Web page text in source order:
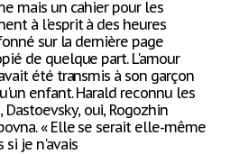
mais un cahier pour les
à l'esprit à des heures
sur la dernière page
de quelque part. L'amour
été transmis à son garçon
enfant. Harald reconnu les
oui, Rogozhin
« Elle se serait elle-même
je n'avais